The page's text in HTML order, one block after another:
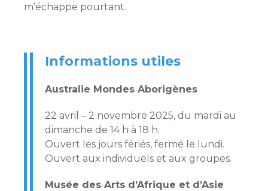
m’échappe pourtant.
Informations utiles
Australie Mondes Aborigènes
22 avril – 2 novembre 2025, du mardi au
dimanche de 14 h à 18 h.
Ouvert les jours fériés, fermé le lundi.
Ouvert aux individuels et aux groupes.
Musée des Arts d’Afrique et d’Asie